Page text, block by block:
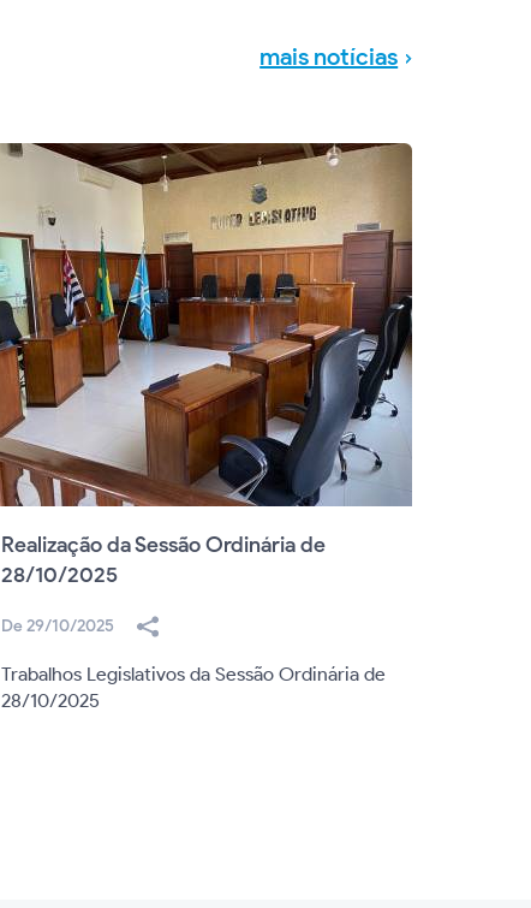
mais notícias
Realização da Sessão Ordinária de
28/10/2025
De 29/10/2025
Trabalhos Legislativos da Sessão Ordinária de
28/10/2025